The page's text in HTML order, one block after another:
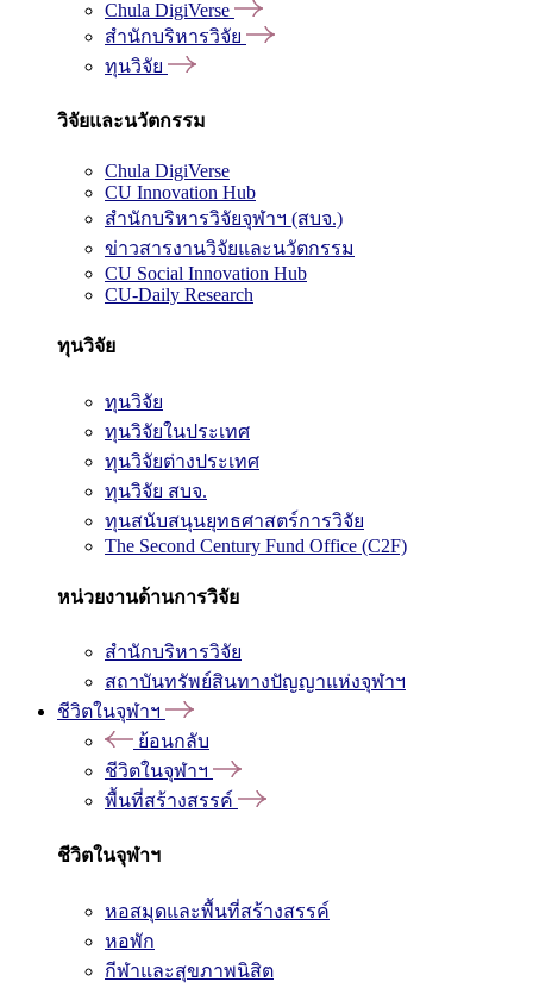
Chula DigiVerse
สำนักบริหารวิจัย
ทุนวิจัย
วิจัยและนวัตกรรม
Chula DigiVerse
CU Innovation Hub
สำนักบริหารวิจัยจุฬาฯ (สบจ.)
ข่าวสารงานวิจัยและนวัตกรรม
CU Social Innovation Hub
CU-Daily Research
ทุนวิจัย
ทุนวิจัย
ทุนวิจัยในประเทศ
ทุนวิจัยต่างประเทศ
ทุนวิจัย สบจ.
ทุนสนับสนุนยุทธศาสตร์การวิจัย
The Second Century Fund Office (C2F)
หน่วยงานด้านการวิจัย
สำนักบริหารวิจัย
สถาบันทรัพย์สินทางปัญญาแห่งจุฬาฯ
ชีวิตในจุฬาฯ
ย้อนกลับ
ชีวิตในจุฬาฯ
พื้นที่สร้างสรรค์
ชีวิตในจุฬาฯ
หอสมุดและพื้นที่สร้างสรรค์
หอพัก
กีฬาและสุขภาพนิสิต